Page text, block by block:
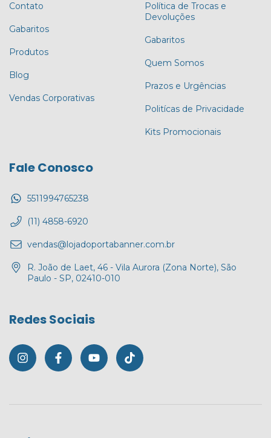
Contato
Gabaritos
Produtos
Blog
Vendas Corporativas
Política de Trocas e
Devoluções
Gabaritos
Quem Somos
Prazos e Urgências
Politícas de Privacidade
Kits Promocionais
Fale Conosco
5511994765238
(11) 4858-6920
vendas@lojadoportabanner.com.br
R. João de Laet, 46 - Vila Aurora (Zona Norte), São
Paulo - SP, 02410-010
Redes Sociais